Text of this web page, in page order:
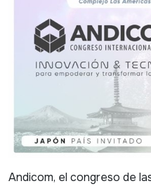
Andicom, el congreso de